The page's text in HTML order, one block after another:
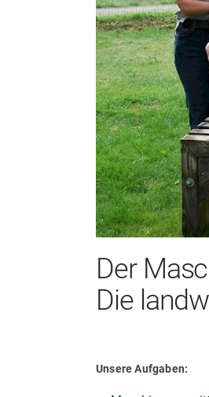
Der
Die
Unsere Aufgaben: